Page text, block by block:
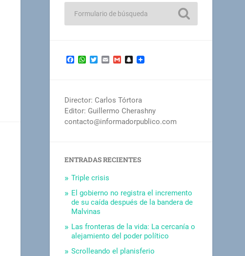
Facebook
WhatsApp
TwitterEmailGmailSnapchat
Director: Carlos Tórtora
Editor: Guillermo Cherashny
contacto@informadorpublico.com
ENTRADAS RECIENTES
Triple crisis
El gobierno no registra el incremento
de su caída después de la bandera de
Malvinas
Las fronteras de la vida: La cercanía o
alejamiento del poder político
Scrolleando el planisferio